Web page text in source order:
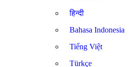
हिन्दी
Bahasa Indonesia
Tiếng Việt
Türkçe